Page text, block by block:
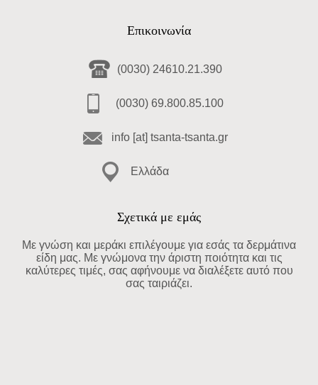
Επικοινωνία
(0030) 24610.21.390
(0030) 69.800.85.100
info [at] tsanta-tsanta.gr
Ελλάδα
Σχετικά με εμάς
Με γνώση και μεράκι επιλέγουμε για εσάς τα δερμάτινα
είδη μας. Με γνώμονα την άριστη ποιότητα και τις
καλύτερες τιμές, σας αφήνουμε να διαλέξετε αυτό που
σας ταιριάζει.